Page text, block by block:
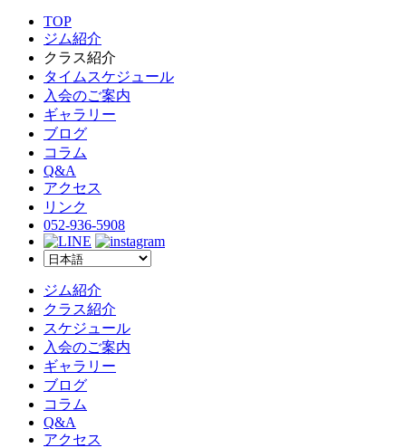
TOP
ジム紹介
クラス紹介
タイムスケジュール
入会のご案内
ギャラリー
ブログ
コラム
Q&A
アクセス
リンク
052-936-5908
ジム紹介
クラス紹介
スケジュール
入会のご案内
ギャラリー
ブログ
コラム
Q&A
アクセス